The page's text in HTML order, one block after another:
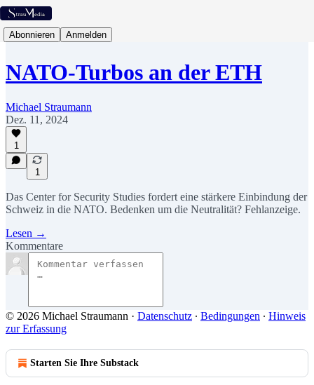
Abonnieren Anmelden
NATO-Turbos an der ETH
Michael Straumann
Dez. 11, 2024
1
1
Das Center for Security Studies fordert eine stärkere Einbindung der
Schweiz in die NATO. Bedenken um die Neutralität? Fehlanzeige.
Lesen →
Kommentare
© 2026 Michael Straumann · Datenschutz ∙ Bedingungen ∙ Hinweis
zur Erfassung
Starten Sie Ihre Substack